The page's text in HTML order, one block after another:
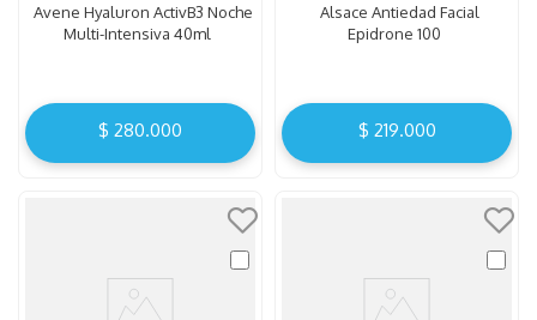
Avene Hyaluron ActivB3 Noche
Multi-Intensiva 40ml
$ 280.000
Alsace Antiedad Facial
Epidrone 100
$ 219.000